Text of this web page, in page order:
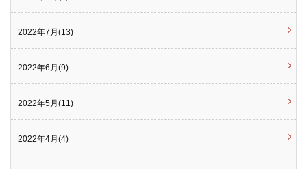
2022年7月(13)
2022年6月(9)
2022年5月(11)
2022年4月(4)